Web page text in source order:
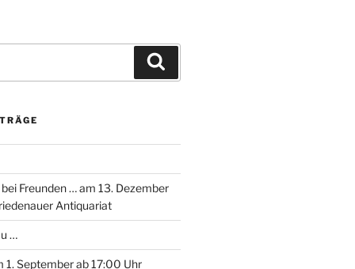
Freunden … am 13. Dezember
Antiquariat
…
1. September ab 17:00 Uhr